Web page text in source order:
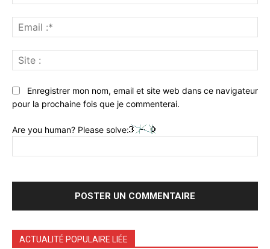
:*
:*
:
Enregistrer mon nom, email et site web dans ce navigateur
pour la prochaine fois que je commenterai.
Are you human? Please solve:
ACTUALITÉ POPULAIRE LIÉE